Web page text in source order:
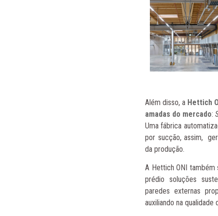
Além disso, a Hettich
amadas do mercado:
Uma fábrica
por sucção, assim,
da produção.
A Hettich ONI também
prédio soluções
paredes externas
auxiliando na